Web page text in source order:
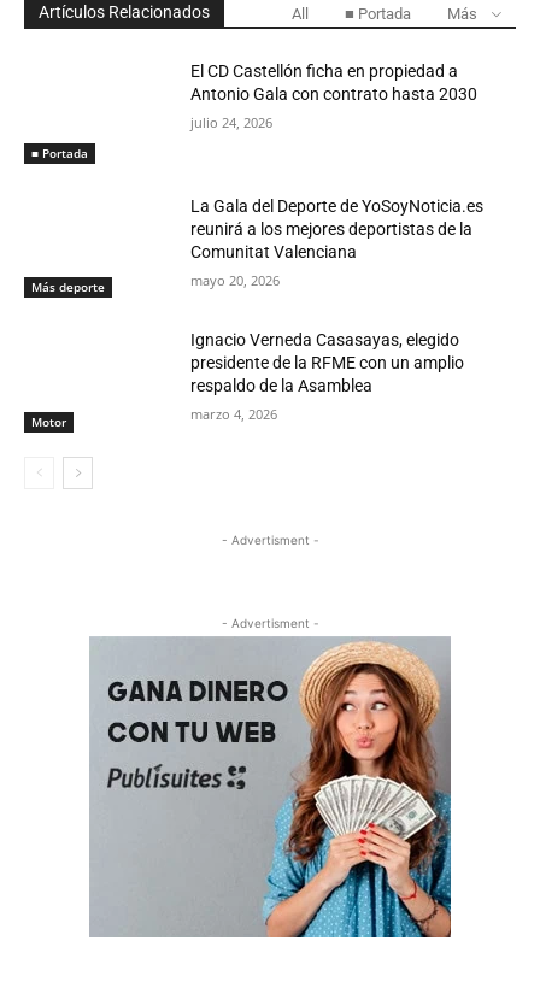
Artículos Relacionados All ■ Portada Más
■ Portada
El CD Castellón ficha en propiedad a
Antonio Gala con contrato hasta 2030
julio 24, 2026
Más deporte
La Gala del Deporte de YoSoyNoticia.es
reunirá a los mejores deportistas de la
Comunitat Valenciana
mayo 20, 2026
Motor
Ignacio Verneda Casasayas, elegido
presidente de la RFME con un amplio
respaldo de la Asamblea
marzo 4, 2026
- Advertisment -
- Advertisment -